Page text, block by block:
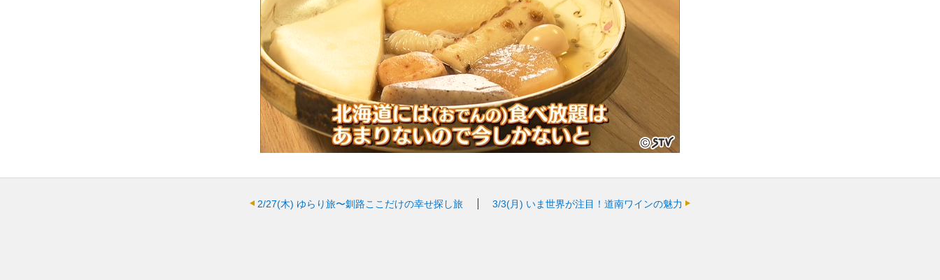
2/27(木) ゆらり旅〜釧路ここだけの幸せ探し旅 3/3(月) いま世界が注目！道南ワインの魅力